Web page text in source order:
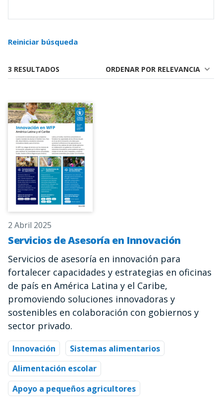
Reiniciar búsqueda
3 RESULTADOS ORDENAR POR RELEVANCIA
2 Abril 2025
Servicios de Asesoría en Innovación
Servicios de asesoría en innovación para
fortalecer capacidades y estrategias en oficinas
de país en América Latina y el Caribe,
promoviendo soluciones innovadoras y
sostenibles en colaboración con gobiernos y
sector privado.
Innovación
Sistemas alimentarios
Alimentación escolar
Apoyo a pequeños agricultores